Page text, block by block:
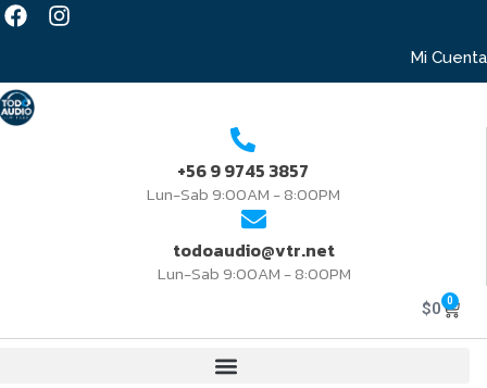
Mi Cuenta
+56 9 9745 3857
Lun-Sab 9:00AM - 8:00PM
todoaudio@vtr.net
Lun-Sab 9:00AM - 8:00PM
$0 0